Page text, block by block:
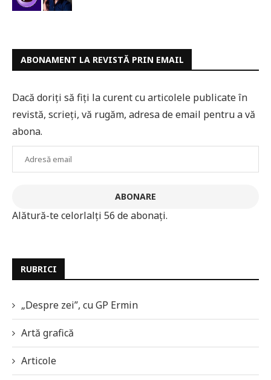
ABONAMENT LA REVISTĂ PRIN EMAIL
Dacă doriți să fiți la curent cu articolele publicate în
revistă, scrieți, vă rugăm, adresa de email pentru a vă
abona.
Adresă
ABONARE
Alătură-te celorlalți 56 de abonați.
RUBRICI
„Despre zei”, cu GP Ermin
Artă grafică
Articole